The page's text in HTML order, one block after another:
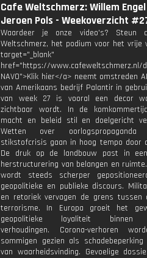
Cafe Weltschmerz: Willem
Jeroen Pols - Weekoverzicht
Waardeer je onze video's? Steun
Weltschmerz, het podium voor het vrije
target="_blank"
href="https://www.cafeweltschmerz.nl/
NAVO">Klik hier</a> neemt omstreden
van Amerikaans bedrijf Palantir in
van week 27 is vooral een decor
zichtbaar wordt. In de
macht en beleid stil en doelgericht
Wetten over
stikstofcrisis gaan in hoog tempo door
De druk op de landbouw past in
herstructurering van belangen en
wordt steeds scherper
geopolitieke en publieke discours.
en retoriek vervagen de grens tussen
terrorisme. In Europa groeit het
geopolitieke loyaliteit binnen
verhoudingen. Corona-verhoren
sommigen gezien als
van waarheidsvinding. Gevoelige